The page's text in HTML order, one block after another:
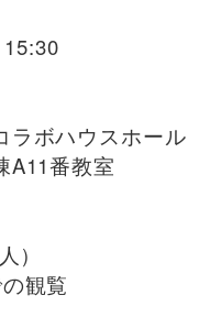
ボハウスホール
A11番教室
）
観覧